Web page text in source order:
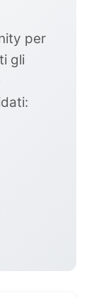
per
gli